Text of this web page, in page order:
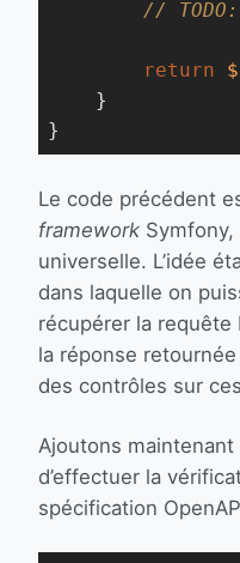
//
return
    }
}
Le code précédent
framework
universelle. L’idée
dans laquelle on
récupérer la
la réponse
des contrôles sur
Ajoutons
d’effectuer la
spécification